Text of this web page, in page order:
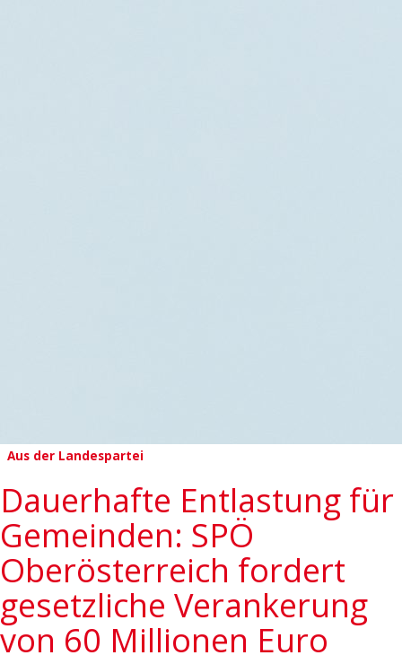
Aus der Landespartei
Dauerhafte Entlastung für
Gemeinden: SPÖ
Oberösterreich fordert
gesetzliche Verankerung
von 60 Millionen Euro